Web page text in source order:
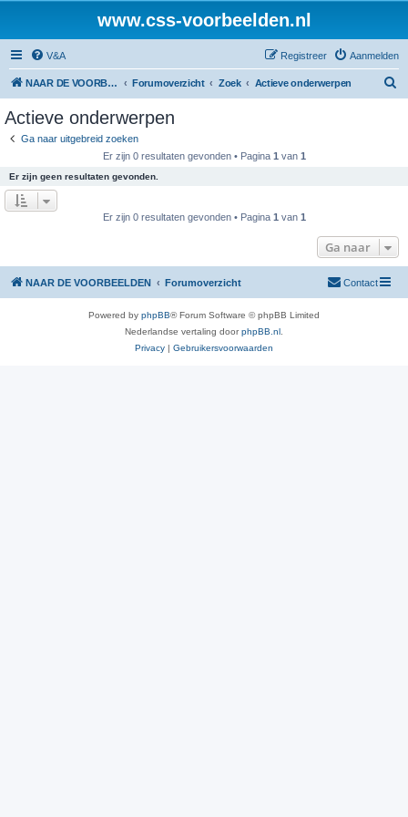
www.css-voorbeelden.nl
V&A Aanmelden
Registreer
NAAR DE VOORBEELDEN Forumoverzicht Zoek Actieve onderwerpen
Actieve onderwerpen
Ga naar uitgebreid zoeken
Er zijn 0 resultaten gevonden • Pagina 1 van 1
Er zijn geen resultaten gevonden.
Er zijn 0 resultaten gevonden • Pagina 1 van 1
Ga naar
NAAR DE VOORBEELDEN Forumoverzicht Contact
Powered by phpBB® Forum Software © phpBB Limited
Nederlandse vertaling doorphpBB.nl
Privacy | Gebruikersvoorwaarden